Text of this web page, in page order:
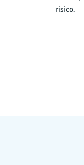
risico.